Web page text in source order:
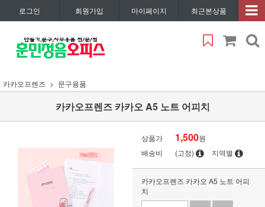
로그인 회원가입 마이페이지 최근본상품
카카오프렌즈 문구용품
카카오프렌즈 카카오 A5 노트 어피치
상품가 1,500원
배송비
(고정) 지역별
카카오프렌즈 카카오 A5 노트 어피
치